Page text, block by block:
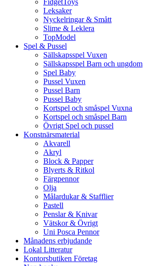
FidgetToys
Leksaker
Nyckelringar & Smått
Slime & Leklera
TopModel
Spel & Pussel
Sällskapsspel Vuxen
Sällskapsspel Barn och ungdom
Spel Baby
Pussel Vuxen
Pussel Barn
Pussel Baby
Kortspel och småspel Vuxna
Kortspel och småspel Barn
Övrigt Spel och pussel
Konstnärsmaterial
Akvarell
Akryl
Block & Papper
Blyerts & Ritkol
Färgpennor
Olja
Målardukar & Stafflier
Pastell
Penslar & Knivar
Vätskor & Övrigt
Uni Posca Pennor
Månadens erbjudande
Lokal Litteratur
Kontorsbutiken Företag